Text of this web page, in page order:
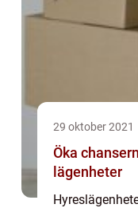
29 oktober 2021
Öka
lägenheter